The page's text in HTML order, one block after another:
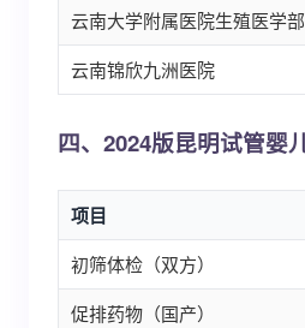
云南大学附属医院生殖医学部
云南锦欣九洲医院
四、2024版昆明试管婴
项目
初筛体检（双方）
促排药物（国产）